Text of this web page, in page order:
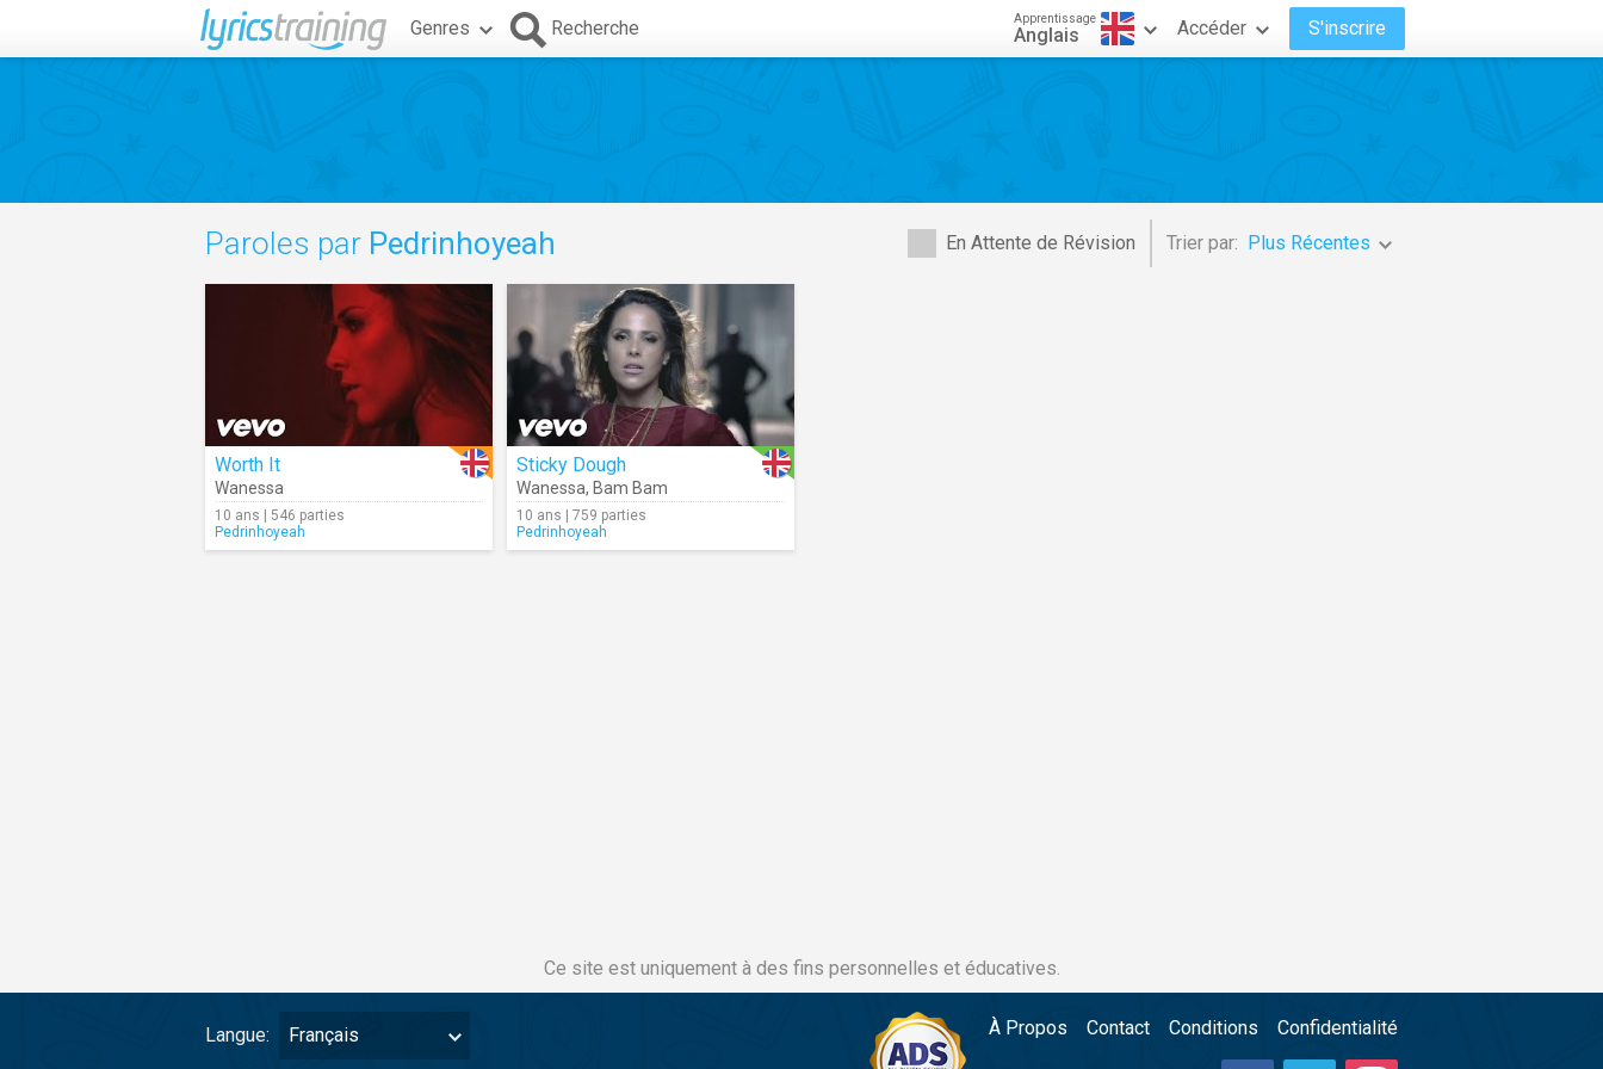
Genres Recherche Apprentissage
Anglais Accéder S'inscrire
En Attente de Révision Trier par: Plus Récentes
Paroles par Pedrinhoyeah
Worth It
Wanessa
10 ans | 546 parties
Pedrinhoyeah
Sticky Dough
Wanessa, Bam Bam
10 ans | 759 parties
Pedrinhoyeah
Ce site est uniquement à des fins personnelles et éducatives.
Langue: Français À Propos Contact Conditions Confidentialité